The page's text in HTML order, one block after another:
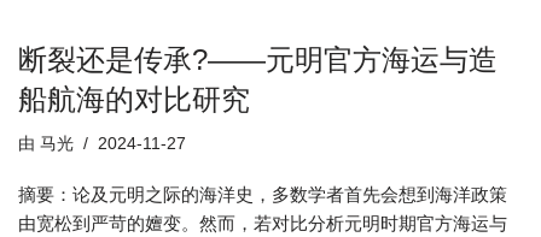
断裂还是传承?——元明官方海运与造
船航海的对比研究
由 马光 2024-11-27
摘要：论及元明之际的海洋史，多数学者首先会想到海洋政策
由宽松到严苛的嬗变。然而，若对比分析元明时期官方海运与